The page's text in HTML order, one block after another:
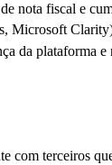
nota fiscal e
Microsoft
da plataforma
com terceiros